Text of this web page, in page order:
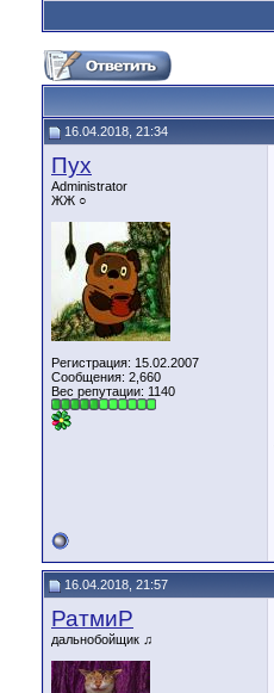
16.04.2018, 21:34
Пух
Administrator
ЖЖ ○
Регистрация: 15.02.2007
Сообщения: 2,660
Вес репутации: 1140
16.04.2018, 21:57
РатмиР
дальнобойщик ♫